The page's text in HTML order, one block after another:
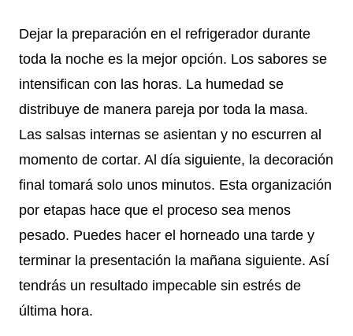
Dejar la preparación en el refrigerador durante
toda la noche es la mejor opción. Los sabores se
intensifican con las horas. La humedad se
distribuye de manera pareja por toda la masa.
Las salsas internas se asientan y no escurren al
momento de cortar. Al día siguiente, la decoración
final tomará solo unos minutos. Esta organización
por etapas hace que el proceso sea menos
pesado. Puedes hacer el horneado una tarde y
terminar la presentación la mañana siguiente. Así
tendrás un resultado impecable sin estrés de
última hora.